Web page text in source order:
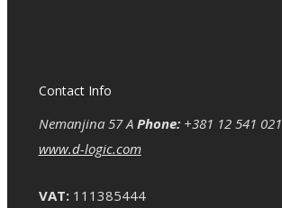
Contact Info
Nemanjina 57 A Phone:+381 12 541 021
www.d-logic.com
VAT:111385444